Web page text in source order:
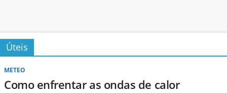
Úteis
METEO
Como enfrentar as ondas de calor